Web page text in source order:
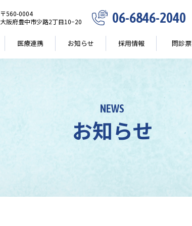
〒560-0004
大阪府豊中市少路2丁目10−20
06-6846-2040
医療連携 お知らせ 採用情報 問診票
NEWS
お知らせ